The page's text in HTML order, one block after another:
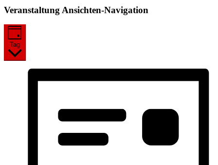
Veranstaltung Ansichten-Navigation
Tag